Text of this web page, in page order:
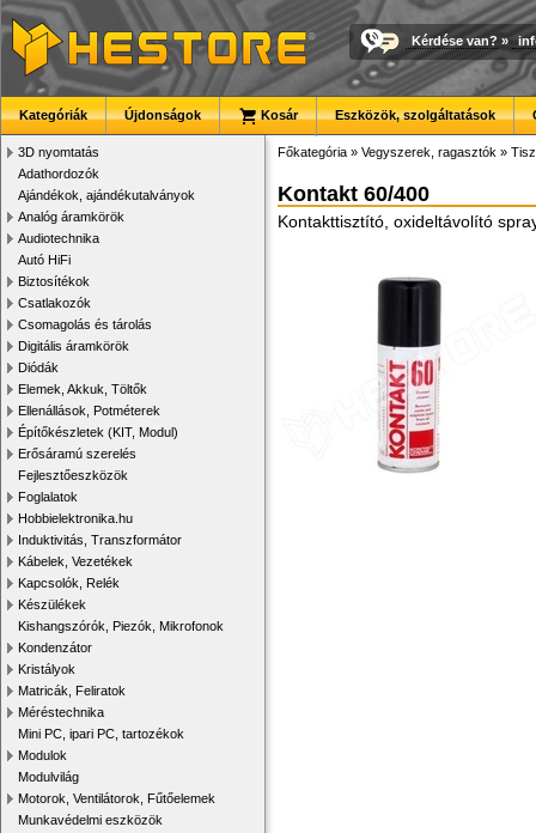
Kérdése van? »
Kategóriák Újdonságok Kosár Eszközök, szolgáltatások
3D nyomtatás
Adathordozók
Ajándékok, ajándékutalványok
Analóg áramkörök
Audiotechnika
Autó HiFi
Biztosítékok
Csatlakozók
Csomagolás és tárolás
Digitális áramkörök
Diódák
Elemek, Akkuk, Töltők
Ellenállások, Potméterek
Építőkészletek (KIT, Modul)
Erősáramú szerelés
Fejlesztőeszközök
Foglalatok
Hobbielektronika.hu
Induktivitás, Transzformátor
Kábelek, Vezetékek
Kapcsolók, Relék
Készülékek
Kishangszórók, Piezók, Mikrofonok
Kondenzátor
Kristályok
Matricák, Feliratok
Méréstechnika
Mini PC, ipari PC, tartozékok
Modulok
Modulvilág
Motorok, Ventilátorok, Fűtőelemek
Munkavédelmi eszközök
Főkategória » Vegyszerek, ragasztók »
Kontakt 60/400
Kontakttisztító, oxideltávolító